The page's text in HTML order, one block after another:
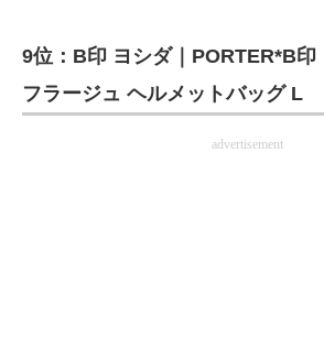
9位：B印 ヨシダ｜PORTER*B印
フラージュ ヘルメットバッグ L
advertisement